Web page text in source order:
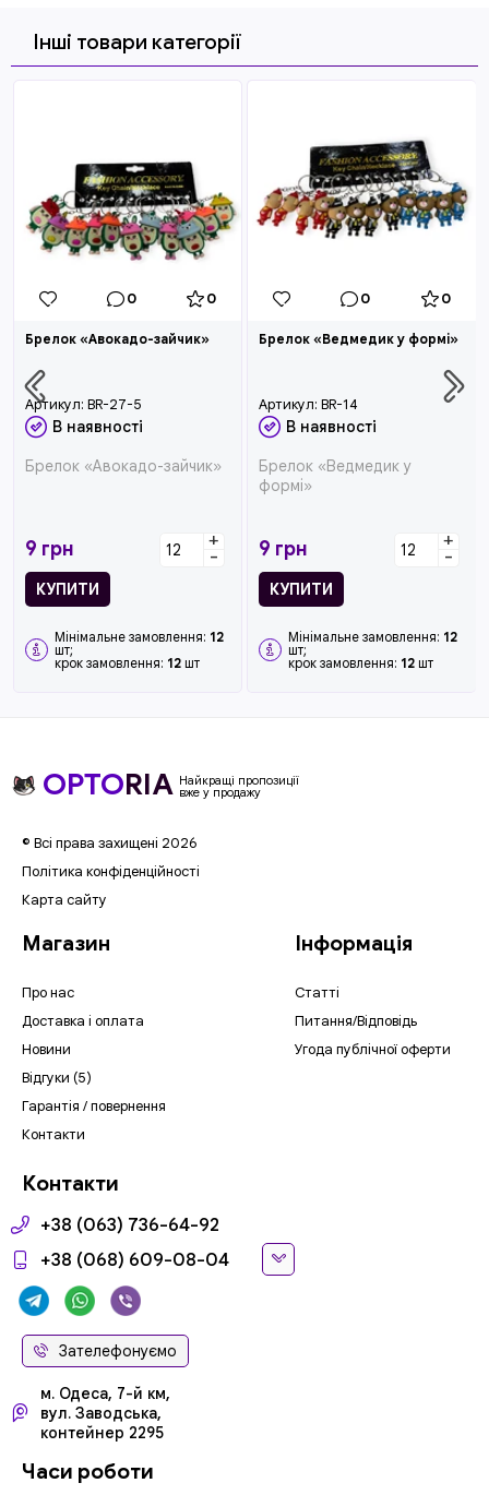
Інші товари категорії
0 0
Брелок «Авокадо-зайчик»
Артикул: BR-27-5
В наявності
Брелок «Авокадо-зайчик»
9 грн +
-
КУПИТИ
Мінімальне замовлення: 12
шт;
крок замовлення: 12 шт
0 0
Брелок «Ведмедик у формі»
Артикул: BR-14
В наявності
Брелок «Ведмедик у
формі»
9 грн +
-
КУПИТИ
Мінімальне замовлення: 12
шт;
крок замовлення: 12 шт
OPTORIA Найкращі пропозиції
вже у продажу
© Всі права захищені 2026
Політика конфіденційності
Карта сайту
Магазин
Про нас
Доставка і оплата
Новини
Відгуки (5)
Гарантія / повернення
Контакти
Інформація
Статті
Питання/Відповідь
Угода публічної оферти
Контакти
+38 (063) 736-64-92
+38 (068) 609-08-04
Зателефонуємо
м. Одеса, 7-й км,
вул. Заводська,
контейнер 2295
Часи роботи